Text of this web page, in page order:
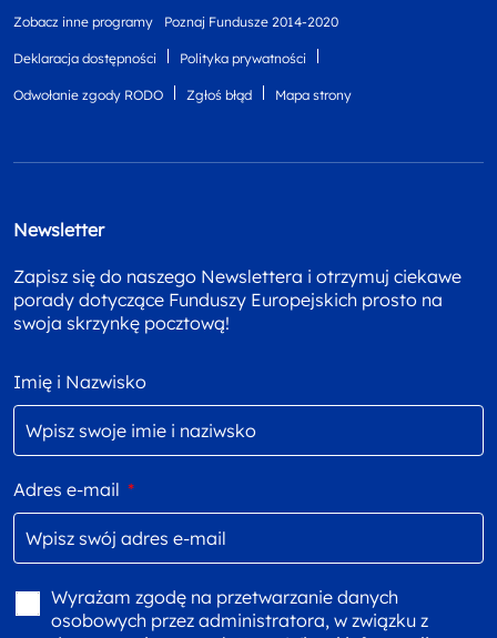
Zobacz inne programy Poznaj Fundusze 2014-2020
Deklaracja dostępności Polityka prywatności
Odwołanie zgody RODO Zgłoś błąd Mapa strony
Newsletter
Zapisz się do naszego Newslettera i otrzymuj ciekawe
porady dotyczące Funduszy Europejskich prosto na
swoja skrzynkę pocztową!
Imię i Nazwisko
Adres e-mail *
Wyrażam zgodę na przetwarzanie danych
osobowych przez administratora, w związku z